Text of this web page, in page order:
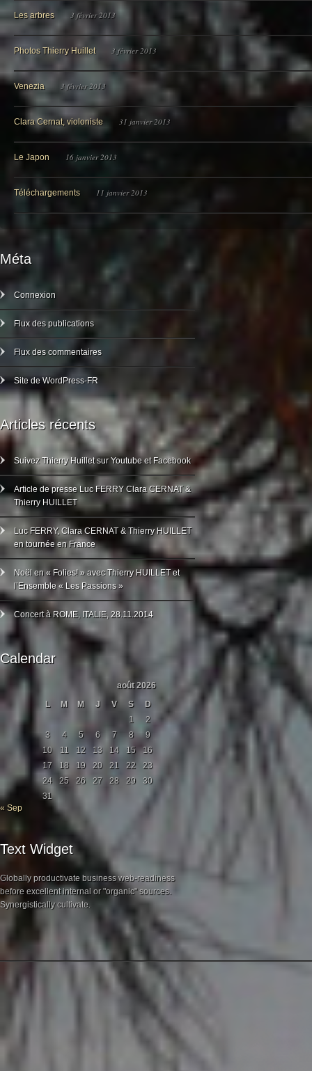
Les arbres 3 février 2013
Photos Thierry Huillet 3 février 2013
Venezia 3 février 2013
Clara Cernat, violoniste 31 janvier 2013
Le Japon 16 janvier 2013
Téléchargements 11 janvier 2013
Méta
Connexion
Flux des publications
Flux des commentaires
Site de WordPress-FR
Articles récents
Suivez Thierry Huillet sur Youtube et Facebook
Article de presse Luc FERRY Clara CERNAT &
Thierry HUILLET
Luc FERRY, Clara CERNAT & Thierry HUILLET
en tournée en France
Noël en « Folies! » avec Thierry HUILLET et
l’Ensemble « Les Passions »
Concert à ROME, ITALIE, 28.11.2014
Calendar
août 2026
L
M M J V S
D
1
2
3
4 5 6 7 8
9
10
11 12 13 14 15
16
17
18 19 20 21 22
23
24
25 26 27 28 29
30
31
« Sep
Text Widget
Globally productivate business web-readiness
before excellent internal or "organic" sources.
Synergistically cultivate.